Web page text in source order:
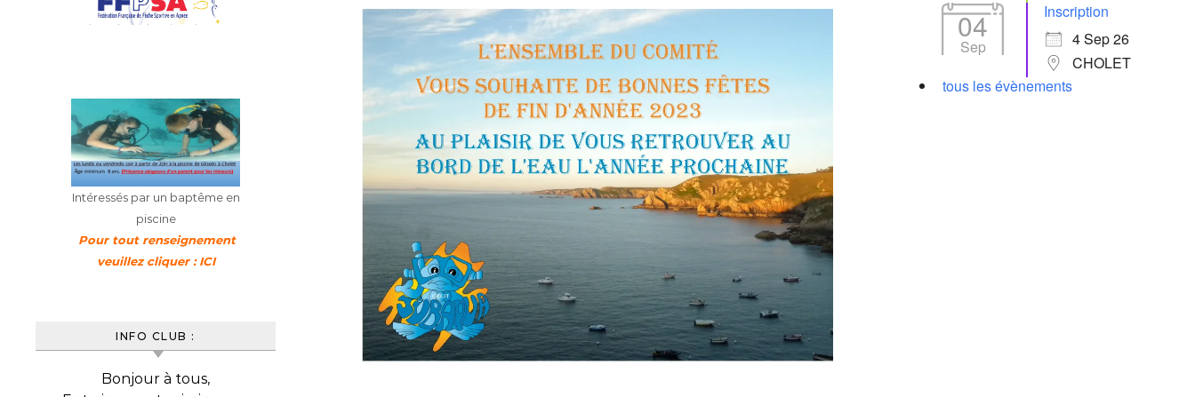
Intéressés par un baptême en
piscine
Pour tout renseignement
veuillez cliquer : ICI
INFO CLUB :
Bonjour à tous,
04
Sep
Inscription
4 Sep 26
CHOLET
tous les évènements